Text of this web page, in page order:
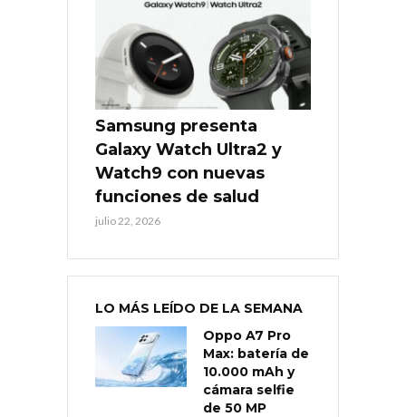
Samsung presenta
Galaxy Watch Ultra2 y
Watch9 con nuevas
funciones de salud
julio 22, 2026
LO MÁS LEÍDO DE LA SEMANA
Oppo A7 Pro
Max: batería de
10.000 mAh y
cámara selfie
de 50 MP